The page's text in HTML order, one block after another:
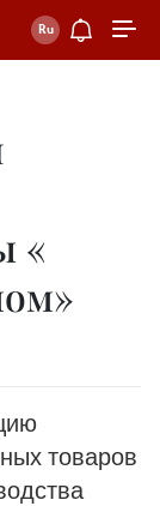
«
товаров